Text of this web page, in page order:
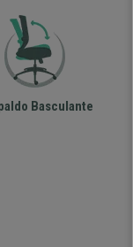
Basculante